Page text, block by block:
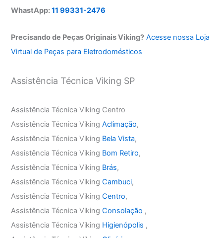
WhastApp:11 99331-2476
Precisando de Peças Originais Viking? Acesse nossa Loja
Virtual de Peças para Eletrodomésticos
Assistência Técnica Viking SP
Assistência Técnica Viking Centro
Assistência Técnica VikingAclimação,
Assistência Técnica Viking Bela Vista,
Assistência Técnica Viking Bom Retiro,
Assistência Técnica Viking Brás,
Assistência Técnica VikingCambuci,
Assistência Técnica VikingCentro,
Assistência Técnica VikingConsolação ,
Assistência Técnica Viking Higienópolis ,